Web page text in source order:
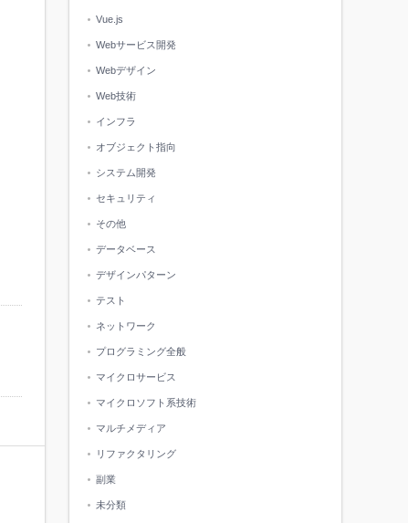
Vue.js
Webサービス開発
Webデザイン
Web技術
インフラ
オブジェクト指向
システム開発
セキュリティ
その他
データベース
デザインパターン
テスト
ネットワーク
プログラミング全般
マイクロサービス
マイクロソフト系技術
マルチメディア
リファクタリング
副業
未分類